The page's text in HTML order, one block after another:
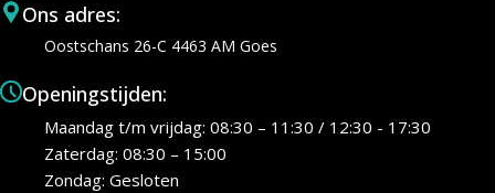
Ons adres:
Oostschans 26-C 4463 AM Goes
Openingstijden:
Maandag t/m vrijdag: 08:30 – 11:30 / 12:30 - 17:30
Zaterdag: 08:30 – 15:00
Zondag: Gesloten